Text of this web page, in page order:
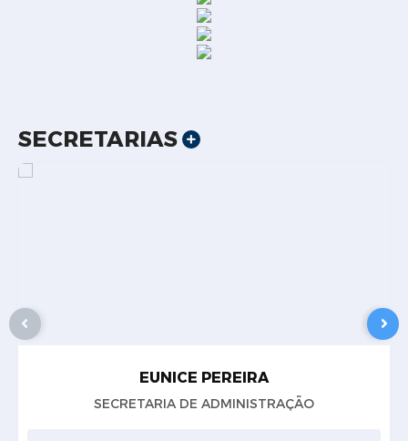
SECRETARIAS
EUNICE PEREIRA
SECRETARIA DE ADMINISTRAÇÃO